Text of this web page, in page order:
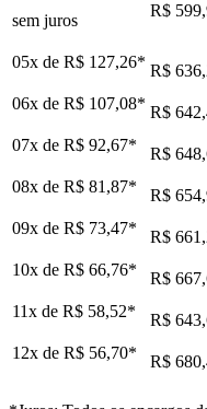
sem juros
R$
05x de R$ 127,26* R$
06x de R$ 107,08* R$
07x de R$ 92,67*
R$
08x de R$ 81,87*
R$
09x de R$ 73,47*
R$
10x de R$ 66,76*
R$
11x de R$ 58,52*
R$
12x de R$ 56,70* R$